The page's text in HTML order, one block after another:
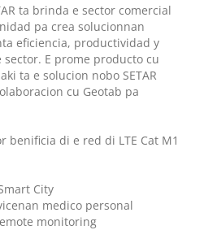
ta brinda e sector comercial
pa crea solucionnan
eficiencia, productividad y
E prome producto cu
ta e solucion nobo SETAR
cu Geotab pa
benificia di e red di LTE Cat M1
City
medico personal
monitoring